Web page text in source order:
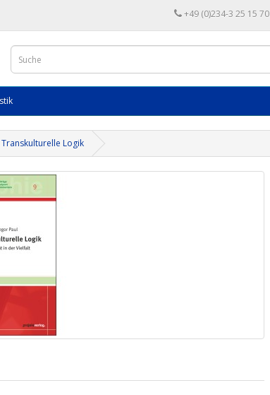
+49 (0)234-3 25 15 70
Transkulturelle Logik